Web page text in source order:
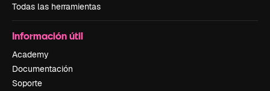
Todas las herramientas
Información útil
Academy
Documentación
Soporte